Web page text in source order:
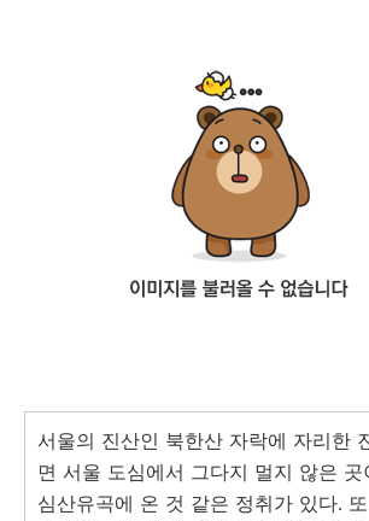
서울의 진산인 북한산 자락에 자리한
면 서울 도심에서 그다지 멀지 않은 곳
심산유곡에 온 것 같은 정취가 있다.